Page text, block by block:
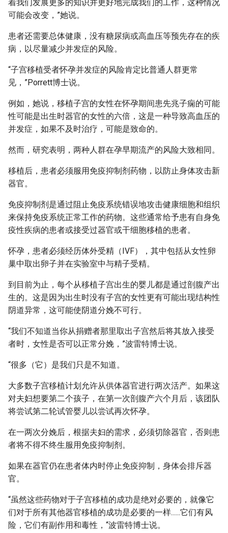
着我们发展更多的知识并更好地完成我们的工作，这种情况
可能会改变，”她说。
患者还需要总体健康，没有糖尿病或高血压等预先存在的疾
病，以尽量减少并发症的风险。
“子宫移植受者怀孕并发症的风险肯定比普通人群更常
见，”Porrett博士说。
例如，她说，移植子宫的女性在怀孕期间患先兆子痫的可能
性可能是出生时器官的女性的六倍，这是一种导致高血压的
并发症，如果不及时治疗，可能是致命的。
然而，研究表明，两种人群在孕早期流产的风险大致相同。
移植后，患者必须服用免疫抑制剂药物，以防止身体攻击新
器官。
免疫抑制剂是通过阻止免疫系统错误地攻击健康细胞和组织
来保持免疫系统正常工作的药物。这些通常给予患有自身免
疫性疾病的患者或接受过器官或干细胞移植的患者。
怀孕，患者必须经历体外受精（IVF），其中包括从女性卵
巢中取出卵子并在实验室中与精子受精。
到目前为止，每个从移植子宫出生的婴儿都是通过剖腹产出
生的。这是因为出生时没有子宫的女性更有可能出现结构性
阴道异常，这可能使阴道分娩不可行。
“我们不知道当你从捐赠者那里取出子宫然后将其放入接受
者时，女性是否可以正常分娩，”波雷特博士说。
“很多（它）是我们只是不知道。
大多数子宫移植计划允许从供体器官进行两次活产。如果这
对夫妇想要第二个孩子，在第一次剖腹产六个月后，该团队
将尝试第二轮试管婴儿以尝试再次怀孕。
在一两次分娩后，根据夫妇的需求，必须切除器官，否则患
者将不得不终生服用免疫抑制剂。
如果在器官仍在患者体内时停止免疫抑制，身体会排斥器
官。
“虽然这些药物对于子宫移植的成功是绝对必要的，就像它
们对于所有其他器官移植的成功是必要的一样......它们有风
险，它们有副作用和毒性，“波雷特博士说。